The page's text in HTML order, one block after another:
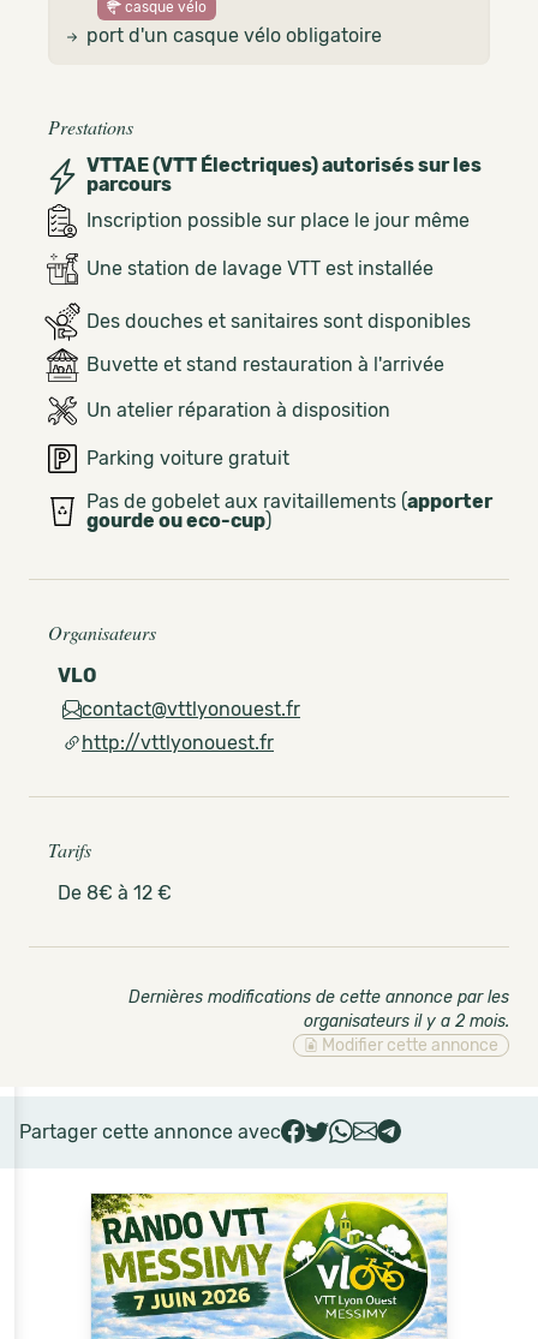
casque vélo
port d'un casque vélo obligatoire
Prestations
VTTAE (VTT Électriques) autorisés sur les
parcours
Inscription possible sur place le jour même
Une station de lavage VTT est installée
Des douches et sanitaires sont disponibles
Buvette et stand restauration à l'arrivée
Un atelier réparation à disposition
Parking voiture gratuit
Pas de gobelet aux ravitaillements (apporter
gourde ou eco-cup)
Organisateurs
VLO
contact@vttlyonouest.fr
http://vttlyonouest.fr
Tarifs
De 8€ à 12 €
Dernières modifications de cette annonce par les
organisateurs il y a 2 mois.
Modifier cette annonce
Partager cette annonce avec